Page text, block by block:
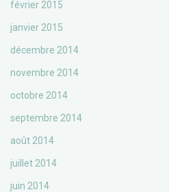
février 2015
janvier 2015
décembre 2014
novembre 2014
octobre 2014
septembre 2014
août 2014
juillet 2014
juin 2014